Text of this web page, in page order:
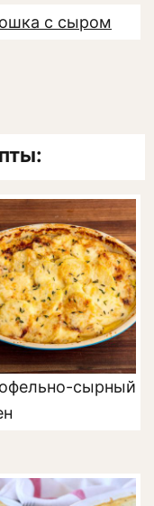
с сыром
сырный